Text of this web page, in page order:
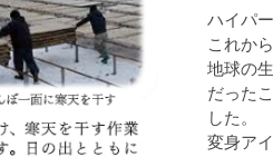
ハイパ
これか
地球の
だった
した。
変身ア